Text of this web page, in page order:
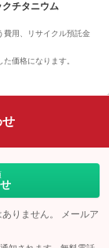
クチタニウム
費用、リサイクル預託金
価格になります。
せ
りません。 メールア